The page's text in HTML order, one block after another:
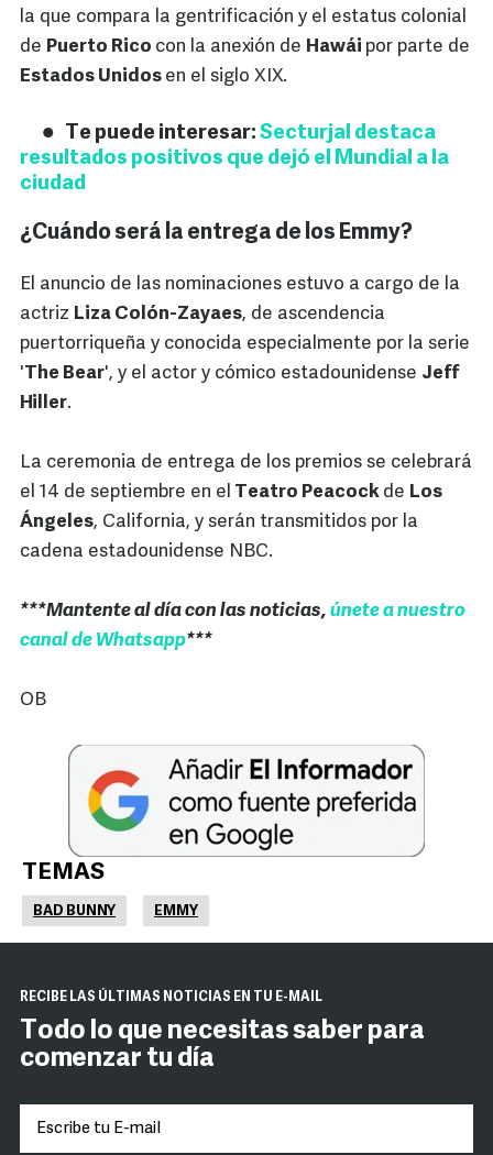
la que compara la gentrificación y el estatus colonial
de Puerto Rico con la anexión de Hawái por parte de
Estados Unidos en el siglo XIX.
Te puede interesar: Secturjal destaca
resultados positivos que dejó el Mundial a la
ciudad
¿Cuándo será la entrega de los Emmy?
El anuncio de las nominaciones estuvo a cargo de la
actriz Liza Colón-Zayaes, de ascendencia
puertorriqueña y conocida especialmente por la serie
'The Bear', y el actor y cómico estadounidense Jeff
Hiller.
La ceremonia de entrega de los premios se celebrará
el 14 de septiembre en el Teatro Peacock de Los
Ángeles, California, y serán transmitidos por la
cadena estadounidense NBC.
***Mantente al día con las noticias, únete a nuestro
canal de Whatsapp***
OB
TEMAS
BAD BUNNY EMMY
RECIBE LAS ÚLTIMAS NOTICIAS EN TU E-MAIL
Todo lo que necesitas saber para
comenzar tu día